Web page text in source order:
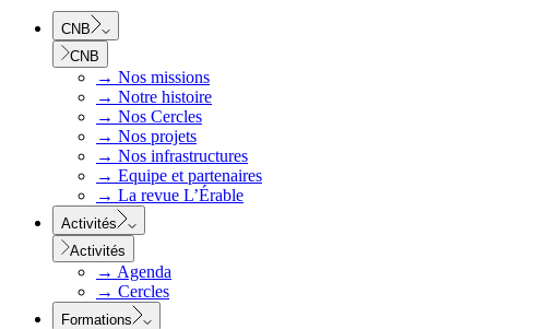
CNB
CNB
→ Nos missions
→ Notre histoire
→ Nos Cercles
→ Nos projets
→ Nos infrastructures
→ Equipe et partenaires
→ La revue L’Érable
Activités
Activités
→ Agenda
→ Cercles
Formations